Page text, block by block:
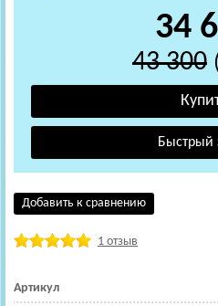
34
43 300
Добавить к сравнению
1 отзыв
Артикул